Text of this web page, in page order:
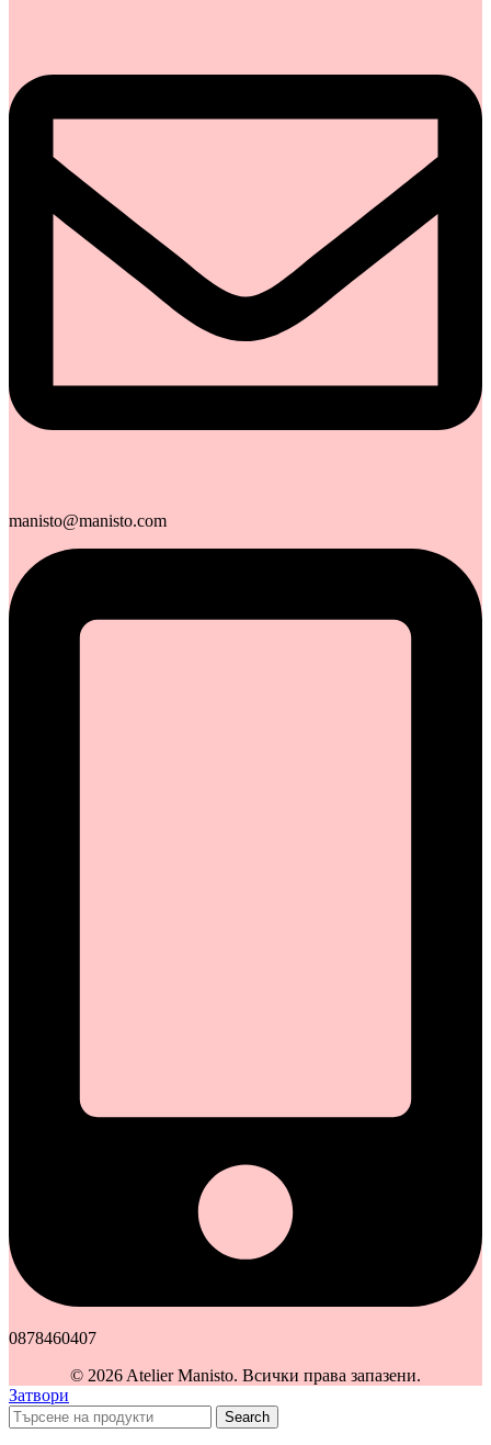
manisto@manisto.com
0878460407
© 2026 Atelier Manisto. Всички права запазени.
Затвори
Search